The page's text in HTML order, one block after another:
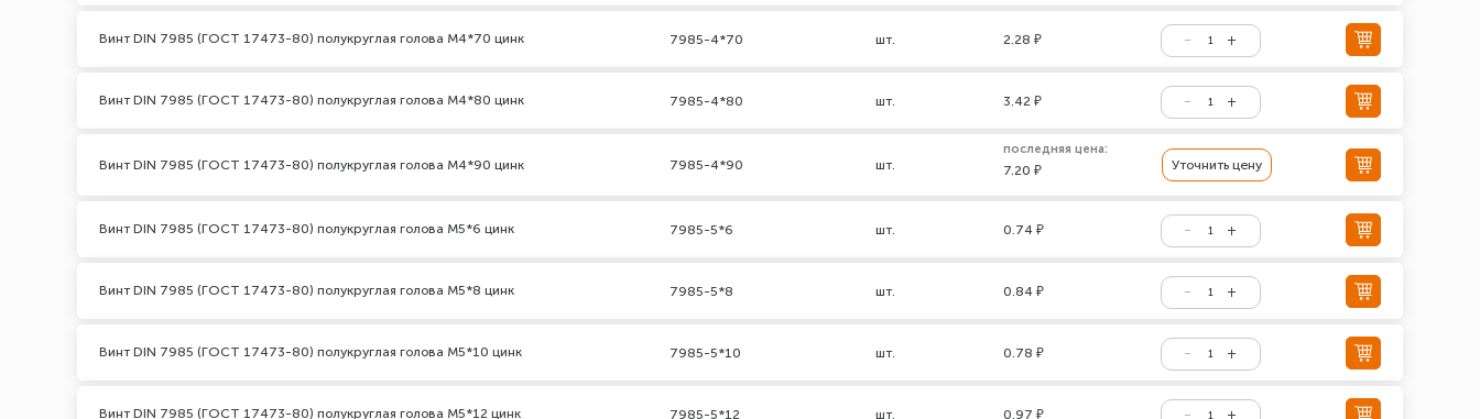
Винт DIN 7985 (ГОСТ 17473-80) полукруглая голова М4*70 цинк 7985-4*70 шт. 2.28 ₽
Винт DIN 7985 (ГОСТ 17473-80) полукруглая голова М4*80 цинк 7985-4*80 шт. 3.42 ₽
Винт DIN 7985 (ГОСТ 17473-80) полукруглая голова М4*90 цинк 7985-4*90 шт.
последняя цена:
7.20 ₽ Уточнить цену
Винт DIN 7985 (ГОСТ 17473-80) полукруглая голова М5*6 цинк 7985-5*6 шт. 0.74 ₽
Винт DIN 7985 (ГОСТ 17473-80) полукруглая голова М5*8 цинк 7985-5*8 шт. 0.84 ₽
Винт DIN 7985 (ГОСТ 17473-80) полукруглая голова М5*10 цинк 7985-5*10 шт. 0.78 ₽
Винт DIN 7985 (ГОСТ 17473-80) полукруглая голова М5*12 цинк 7985-5*12 шт. 0.97 ₽